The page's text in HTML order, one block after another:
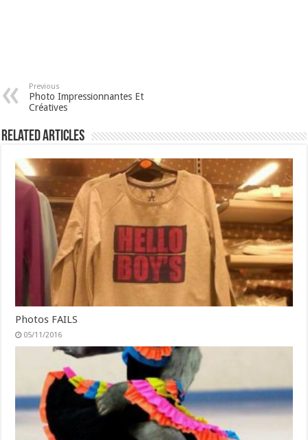
Previous
Photo Impressionnantes Et
Créatives
Related Articles
Photos FAILS
05/11/2016